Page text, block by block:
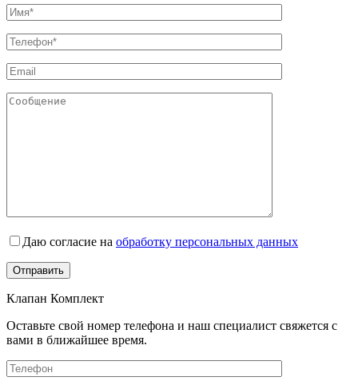
Даю согласие на обработку персональных данных
Клапан Комплект
Оставьте свой номер телефона и наш специалист свяжется с
вами в ближайшее время.